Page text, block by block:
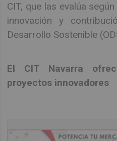
CIT, que las evalúa
innovación y
Desarrollo Sostenible
El CIT Navarra
proyectos innovadores